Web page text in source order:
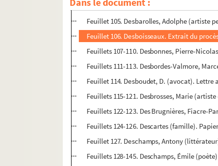
Feuillets 102-104. Desaugiers, Eugène
Feuillet 105. Desbarolles, Adolphe (artiste
Feuillet 106. Desboisseaux. Extrait du
Feuillets 107-110. Desbonnes, Pierre-
Feuillets 111-113. Desbordes-Valmore,
Feuillet 114. Desboudet, D. (avocat).
Feuillets 115-121. Desbrosses, Marie
Feuillets 122-123. Des Brugnières, Fiacre-
Feuillets 124-126. Descartes (famille).
Feuillet 127. Deschamps, Antony
Feuillets 128-145. Deschamps, Émile